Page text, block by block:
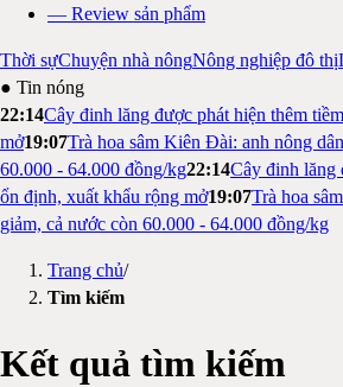
— Review sản phẩm
Thời sựChuyện nhà nôngNông nghiệp đô thị
● Tin nóng
22:14Cây đinh lăng được phát hiện thêm
mở19:07Trà hoa sâm Kiên Đài: anh nông
60.000 - 64.000 đồng/kg22:14Cây đinh lăng
ổn định, xuất khẩu rộng mở19:07Trà hoa
giảm, cả nước còn 60.000 - 64.000 đồng/kg
Trang chủ/
Tìm kiếm
Kết quả tìm kiếm